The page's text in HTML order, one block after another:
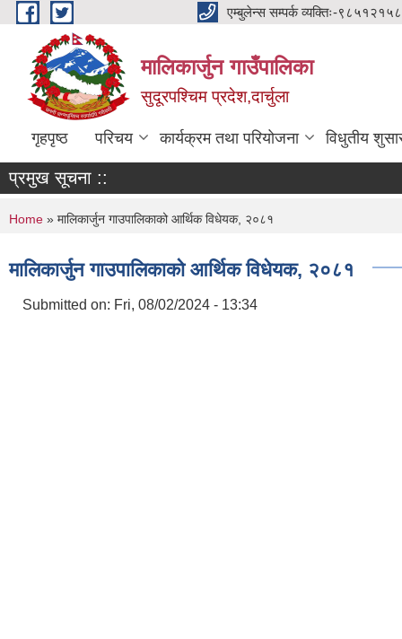
Skip to main content एम्बुलेन्स सम्पर्क व्यक्तिः-
मालिकार्जुन गाउँपालिका
सुदूरपश्चिम प्रदेश,दार्चुला
गृहपृष्ठ परिचय कार्यक्रम तथा परियोजना विधुतीय
प्रमुख सूचना ::
You are here
Home » मालिकार्जुन गाउपालिकाको आर्थिक विधेयक, २०८१
मालिकार्जुन गाउपालिकाको आर्थिक विधेयक, २०८१
Submitted on: Fri, 08/02/2024 - 13:34